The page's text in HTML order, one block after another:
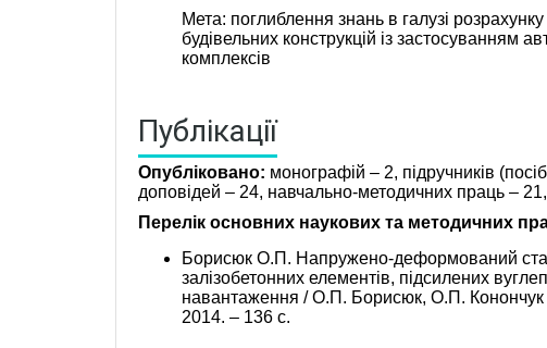
Мета: поглиблення знань в галузі
будівельних конструкцій із застосуванням
комплексів
Публікації
Опубліковано: монографій – 2, підручників
доповідей – 24, навчально-методичних праць –
Перелік основних наукових та методичних
Борисюк О.П. Напружено-деформований
залізобетонних елементів, підсилених
навантаження / О.П. Борисюк, О.П.
2014. – 136 с.